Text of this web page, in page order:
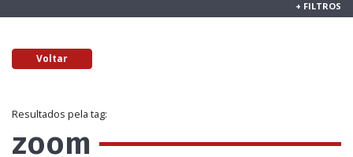
+ FILTROS
Voltar
Resultados pela tag:
zoom